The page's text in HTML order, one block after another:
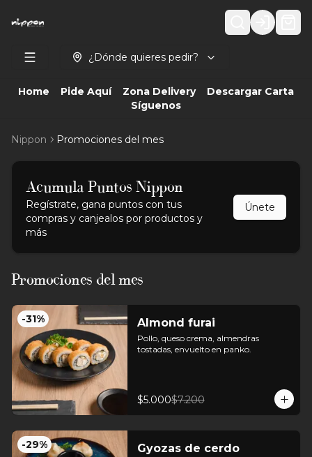
Login
¿Dónde quieres pedir?
Home Pide Aquí Zona Delivery
Descargar Carta
Síguenos
Nippon Promociones del mes
AcumulaPuntos Nippon
Regístrate, gana puntos con tus
compras y canjealos por productos y
más
Únete
Promociones del mes
-31% Almond furai
Pollo, queso crema, almendras
tostadas, envuelto en panko.
$5.000$7.200
-29% Gyozas de cerdo